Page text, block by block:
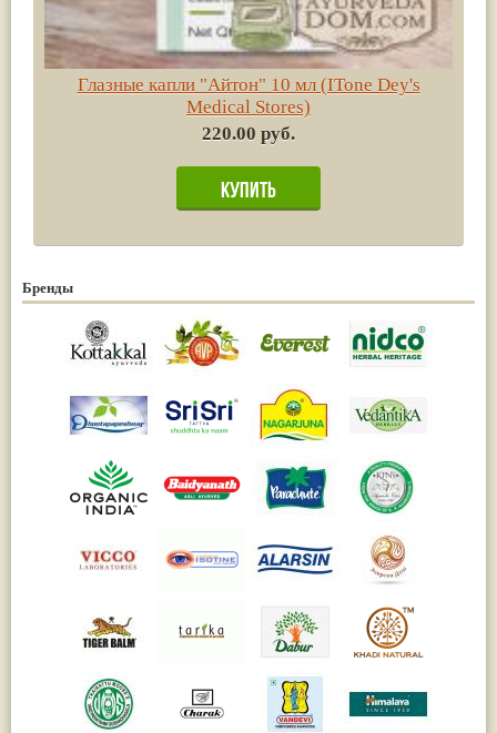
Глазные капли "Айтон" 10 мл (ITone Dey's
Medical Stores)
220.00 руб.
Бренды